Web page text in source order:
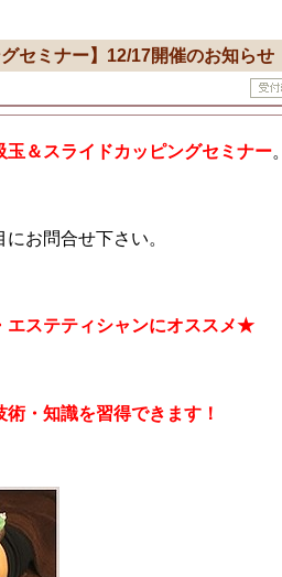
セミナー】12/17開催のお知らせ
玉＆スライドカッピングセミナー。
お問合せ下さい。
エステティシャンにオススメ★
・知識を習得できます！